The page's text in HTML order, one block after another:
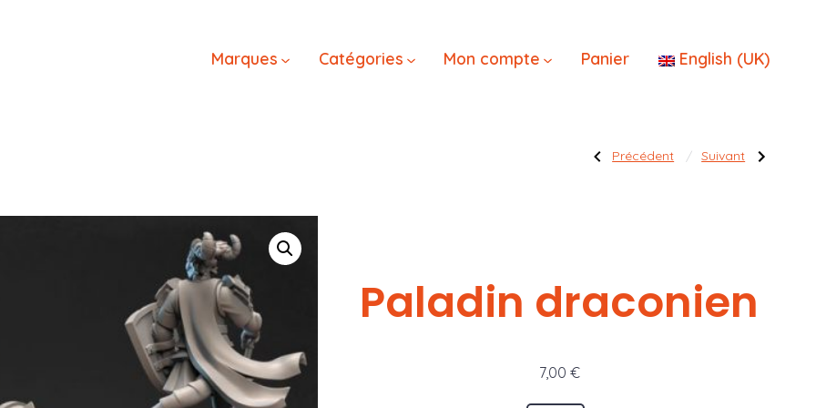
Marques Catégories Mon compte Panier English (UK)
l’article
Publication
précédente :
Précédent Publication
suivante :
Suivant
Paladin draconien
7,00 €